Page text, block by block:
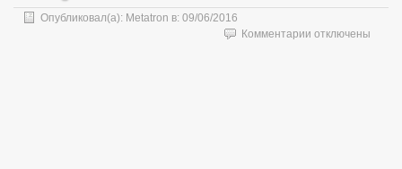
Опубликовал(а): Metatron в: 09/06/2016
Комментарии котключены